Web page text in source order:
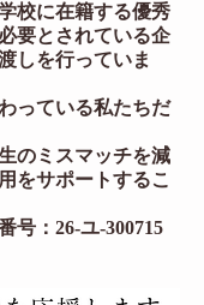
校に在籍する優秀
要とされている企
しを行っていま
っている私たちだ
のミスマッチを減
をサポートするこ
号：26-ユ-300715